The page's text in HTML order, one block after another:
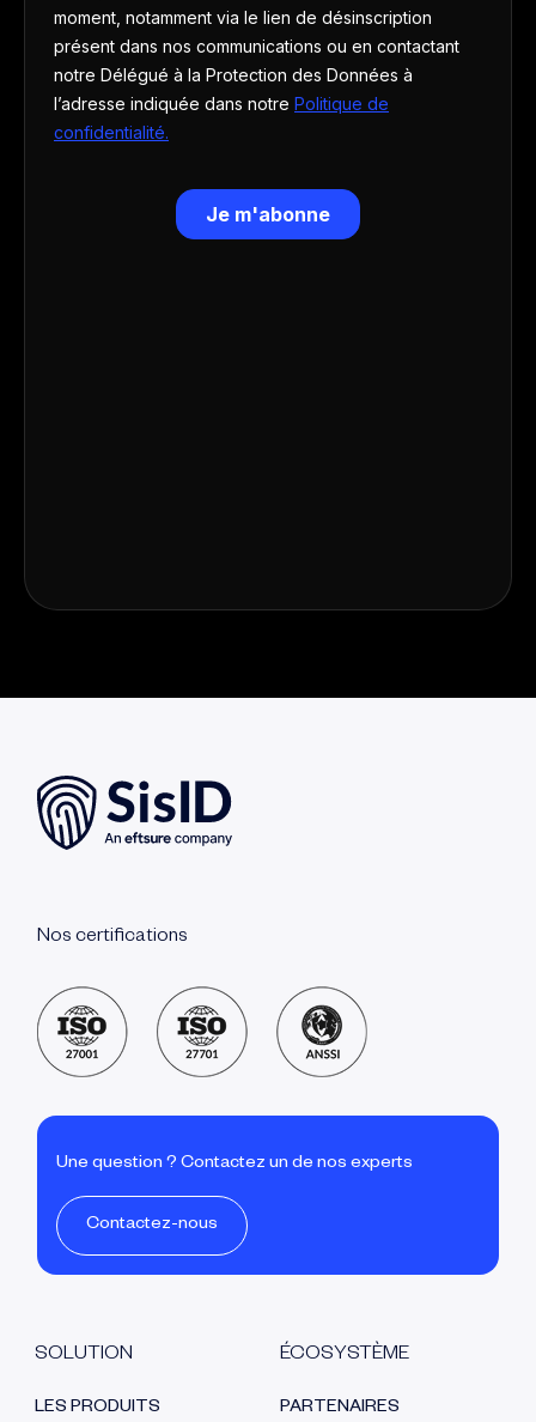
Nos certifications
Une question ? Contactez un de nos experts
Contactez-nous
SOLUTION
LES PRODUITS
ÉCOSYSTÈME
PARTENAIRES